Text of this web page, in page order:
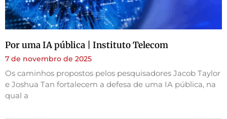
Por uma IA pública | Instituto Telecom
7 de novembro de 2025
Os caminhos propostos pelos pesquisadores Jacob Taylor
e Joshua Tan fortalecem a defesa de uma IA pública, na
qual a